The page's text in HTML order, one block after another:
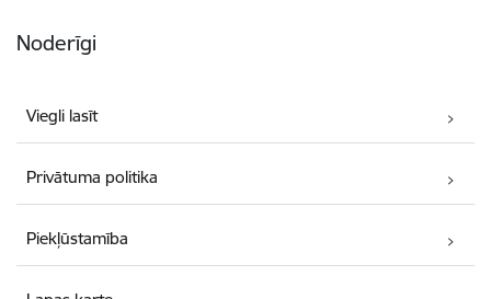
Noderīgi
Viegli lasīt
Privātuma politika
Piekļūstamība